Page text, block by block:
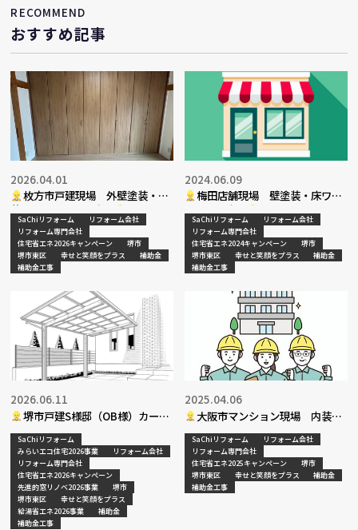
RECOMMEND
おすすめ記事
枚方市戸建現場 外壁塗装・内
装リフォーム工事完了
2026.04.01
SaChiリフォーム
リフォーム会社
リフォーム専門会社
住宅省エネ2026キャンペーン
堺市
堺市東区
幸せと笑顔をプラス
補助金
補助金工事
梅田店舗現場 壁塗装・床ワッ
クス工事完了
2024.06.09
SaChiリフォーム
リフォーム会社
リフォーム専門会社
住宅省エネ2024キャンペーン
堺市
堺市東区
幸せと笑顔をプラス
補助金
補助金工事
堺市戸建S様邸（OB様）カーポ
ート・テラス波板取替工事
2026.06.11
SaChiリフォーム
みらいエコ住宅2026事業
リフォーム会社
リフォーム専門会社
住宅省エネ2026キャンペーン
先進的窓リノベ2026事業
堺市
堺市東区
幸せと笑顔をプラス
給湯省エネ2026事業
補助金
補助金工事
大阪市マンション現場 内装リ
フォーム工事
2025.04.06
SaChiリフォーム
リフォーム会社
リフォーム専門会社
住宅省エネ2025キャンペーン
堺市
堺市東区
幸せと笑顔をプラス
補助金
補助金工事